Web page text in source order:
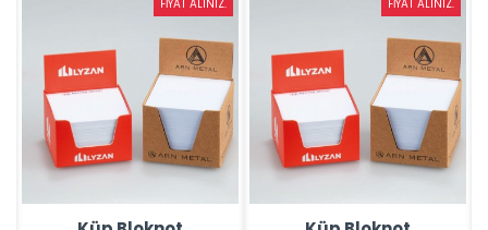
FIYAT ALINIZ. FIYAT ALINIZ.